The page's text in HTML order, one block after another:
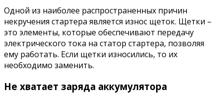
Одной из наиболее распространенных причин
некручения стартера является износ щеток. Щетки –
это элементы, которые обеспечивают передачу
электрического тока на статор стартера, позволяя
ему работать. Если щетки износились, то их
необходимо заменить.
Не хватает заряда аккумулятора